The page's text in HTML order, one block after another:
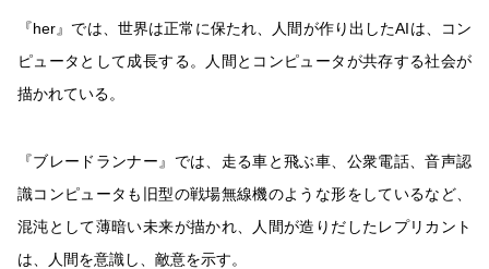
『her』では、世界は正常に保たれ、人間が作り出したAIは、コン
ピュータとして成長する。人間とコンピュータが共存する社会が
描かれている。
『ブレードランナー』では、走る車と飛ぶ車、公衆電話、音声認
識コンピュータも旧型の戦場無線機のような形をしているなど、
混沌として薄暗い未来が描かれ、人間が造りだしたレプリカント
は、人間を意識し、敵意を示す。